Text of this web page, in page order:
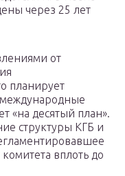
через 25 лет
от
планирует
«на десятый план».
структуры КГБ и
вплоть до